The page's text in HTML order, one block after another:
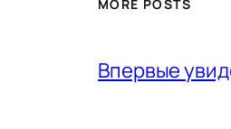
MORE POSTS
Впервые